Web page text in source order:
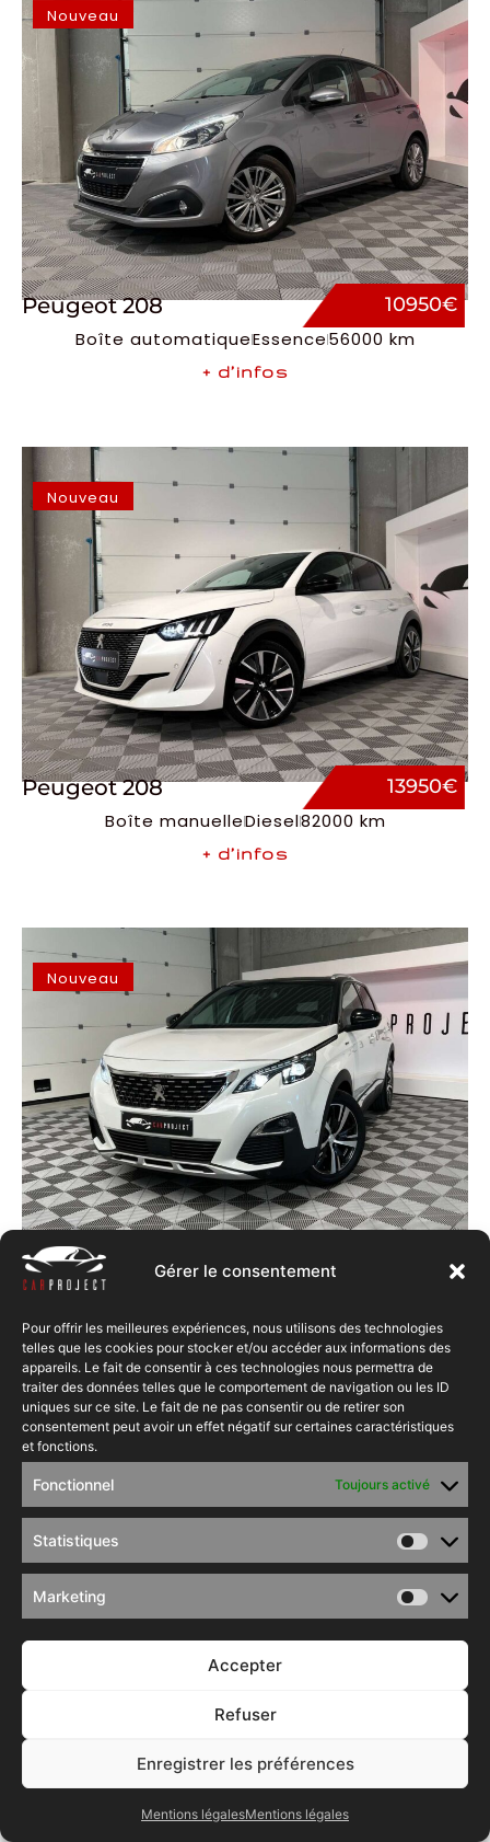
Gérer le consentement
Pour offrir les meilleures expériences, nous utilisons des technologies
telles que les cookies pour stocker et/ou accéder aux informations des
appareils. Le fait de consentir à ces technologies nous permettra de
traiter des données telles que le comportement de navigation ou les ID
uniques sur ce site. Le fait de ne pas consentir ou de retirer son
consentement peut avoir un effet négatif sur certaines caractéristiques
et fonctions.
Fonctionnel Toujours activé
Statistiques
Marketing
Accepter
Refuser
Enregistrer les préférences
Mentions légalesMentions légales
Nouveau
Peugeot 208 10950€
Boîte automatiqueEssence56000 km
+ d’infos
Nouveau
Peugeot 208 13950€
Boîte manuelleDiesel82000 km
+ d’infos
Nouveau
Peugeot 3008 16950€
+ d’infos
Nouveau
Peugeot 3008
+ d’infos